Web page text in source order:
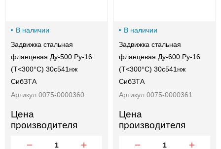
В наличии
Задвижка стальная
фланцевая Ду-500 Ру-16
(Т<300°С) 30с541нж
СибЗТА
Артикул 0075-0000360
Цена
производителя
В наличии
Задвижка стальная
фланцевая Ду-600 Ру-16
(Т<300°С) 30с541нж
СибЗТА
Артикул 0075-0000361
Цена
производителя